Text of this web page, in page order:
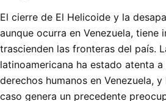
El cierre de El Helicoide y la
aunque ocurra en Venezuela, tiene
trascienden las fronteras del país.
latinoamericana ha estado atenta
derechos humanos en Venezuela,
caso genera un precedente